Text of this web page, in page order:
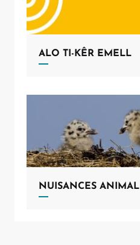
ALO TI-KÊR EMELL
NUISANCES